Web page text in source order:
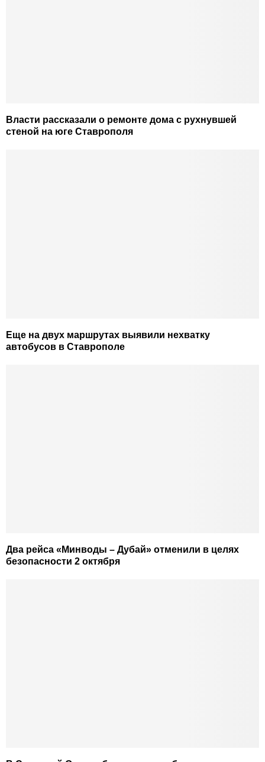
Власти рассказали о ремонте дома с рухнувшей
стеной на юге Ставрополя
Еще на двух маршрутах выявили нехватку
автобусов в Ставрополе
Два рейса «Минводы – Дубай» отменили в целях
безопасности 2 октября